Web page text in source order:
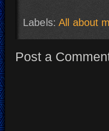
Labels:All about
Post a